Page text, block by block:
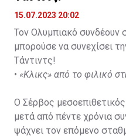
15.07.2023 20:02
Τον Ολυμπιακό συνδέουν
μπορούσε να συνεχίσει
Τάντιντς!
• «Κλικς» από το φιλικό
Ο Σέρβος
μετά από πέντε χρόνια
ψάχνει τον επόμενο